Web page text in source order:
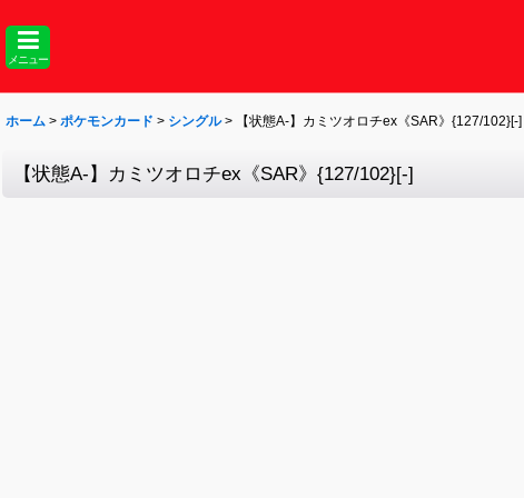
メニュー
ホーム > ポケモンカード > シングル > 【状態A-】カミツオロチex《SAR》{127/102}[-]
【状態A-】カミツオロチex《SAR》{127/102}[-]